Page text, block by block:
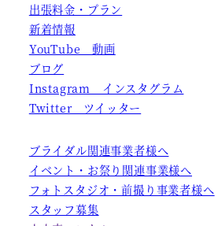
出張料金・プラン
新着情報
YouTube 動画
ブログ
Instagram インスタグラム
Twitter ツイッター
ブライダル関連事業者様へ
イベント・お祭り関連事業様へ
フォトスタジオ・前撮り事業者様へ
スタッフ募集